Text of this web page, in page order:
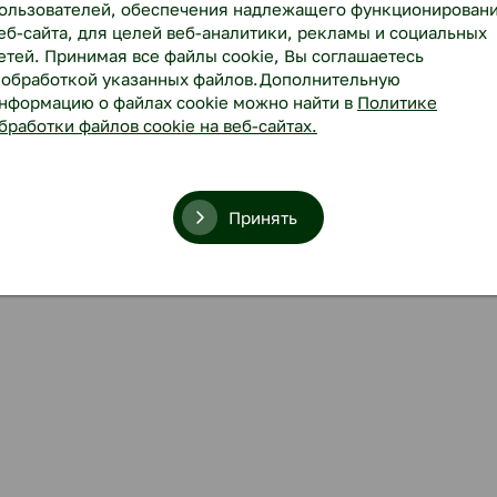
обеспечения надлежащего
сайта, для целей веб-аналитики, рекламы и социальных
Принимая все файлы cookie, Вы соглашаетесь
указанных файлов.Дополнительную
о файлах cookie можно найти в Политике
файлов cookie на веб-сайтах.
Принять